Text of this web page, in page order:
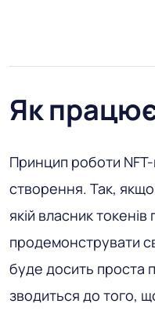
Як
Принцип роботи NFT-
створення. Так,
якій власник
продемонструвати
буде досить проста
зводиться до того,